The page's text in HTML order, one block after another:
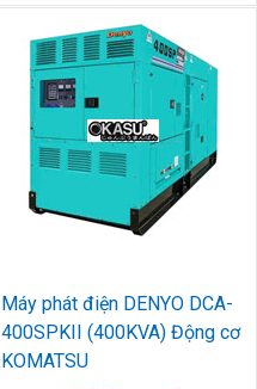
Máy phát điện DENYO DCA-
400SPKII (400KVA) Động cơ
KOMATSU